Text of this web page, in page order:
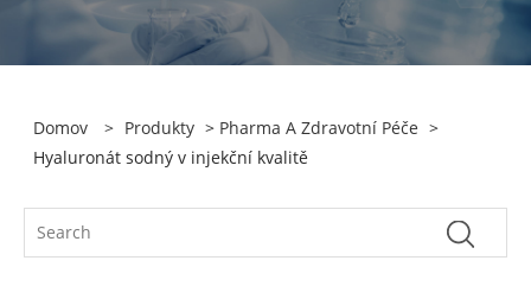
Domov > Produkty > Pharma A Zdravotní Péče >
Hyaluronát sodný v injekční kvalitě